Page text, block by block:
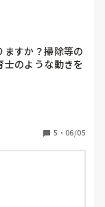
の先生のミスを
いう教訓にしま
すか？掃除等の
のような動きを
りますか？？
願いすることが
え、声も聞こえま
らえるとありがた
5 ・ 06/05